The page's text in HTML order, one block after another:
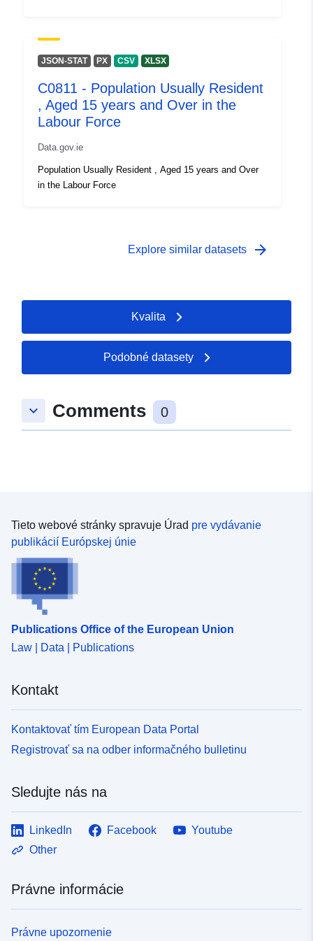
JSON-STAT PX CSV XLSX
C0811 - Population Usually Resident
, Aged 15 years and Over in the
Labour Force
Data.gov.ie
Population Usually Resident , Aged 15 years and Over
in the Labour Force
Explore similar datasets arrow_forward
Kvalita
Podobné datasety
keyboard_arrow_down Comments 0
Tieto webové stránky spravuje Úrad pre vydávanie
publikácií Európskej únie
Publications Office of the European Union
Law | Data | Publications
Kontakt
Kontaktovať tím European Data Portal
Registrovať sa na odber informačného bulletinu
Sledujte nás na
LinkedIn Facebook
Youtube
Other
Právne informácie
Právne upozornenie